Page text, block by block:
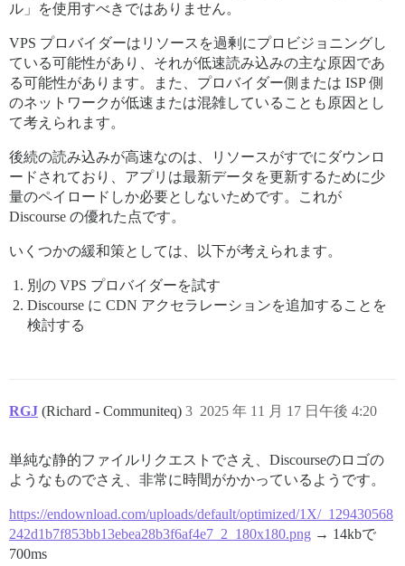
ル」を使用すべきではありません。
VPS プロバイダーはリソースを過剰にプロビジョニングし
ている可能性があり、それが低速読み込みの主な原因であ
る可能性があります。また、プロバイダー側または ISP 側
のネットワークが低速または混雑していることも原因とし
て考えられます。
後続の読み込みが高速なのは、リソースがすでにダウンロ
ードされており、アプリは最新データを更新するために少
量のペイロードしか必要としないためです。これが
Discourse の優れた点です。
いくつかの緩和策としては、以下が考えられます。
別の VPS プロバイダーを試す
Discourse に CDN アクセラレーションを追加することを
検討する
RGJ (Richard - Communiteq) 2025 年 11 月 17 日午後 4:20
3
単純な静的ファイルリクエストでさえ、Discourseのロゴの
ようなものでさえ、非常に時間がかかっているようです。
https://endownload.com/uploads/default/optimized/1X/_129430568
242d1b7f853bb13ebea28b3f6af4e7_2_180x180.png → 14kbで
700ms